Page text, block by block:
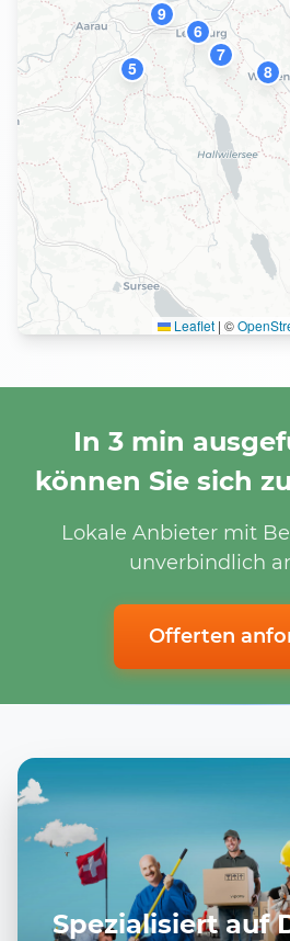
5
6
7
8
9
Leaflet | ©
In 3 min
können Sie sich
Lokale Anbieter mit
unverbindlich
Offerten
Spezialisiert auf